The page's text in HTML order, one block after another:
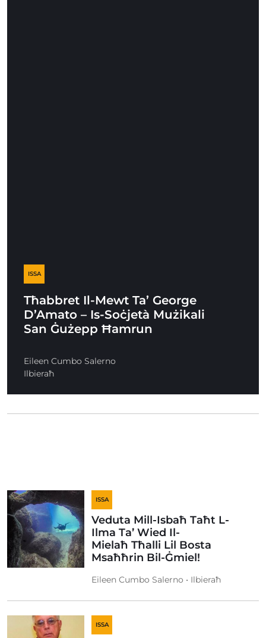
ISSA
Tħabbret Il-Mewt Ta’ George
D’Amato – Is-Soċjetà Mużikali
San Ġużepp Ħamrun
Eileen Cumbo Salerno
Ilbieraħ
ISSA
Veduta Mill-Isbaħ Taħt L-
Ilma Ta’ Wied Il-
Mielaħ Tħalli Lil Bosta
Msaħħrin Bil-Ġmiel!
Eileen Cumbo Salerno • Ilbieraħ
ISSA